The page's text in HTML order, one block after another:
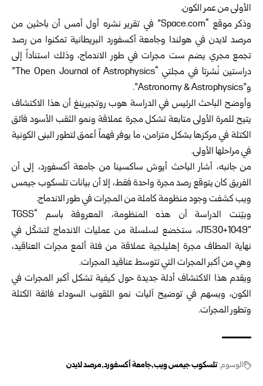
الأولى من عمر الكون.
وذكر موقع “Space.com” في تقرير نشره أول أمس أن باحثين من
مرصد لايدن في هولندا وجامعة أكسفورد البريطانية تمكنوا من رصد
تجمع مجري يضم ست مجرات في طور الاندماج، وذلك استناداً إلى
دراستين نُشرتا في مجلتي “The Open Journal of Astrophysics”
و”Astronomy & Astrophysics”.
وأوضح الباحث الرئيس في الدراسة هوب روتجيرينغ أن هذا الاكتشاف
يتيح للمرة الأولى متابعة تشكل مجرة عملاقة ونمو الثقب الأسود فائق
الكتلة في مركزها بشكل متزامن، ما يوفر فهماً أعمق لتطور البنى الكونية
في مراحلها الأولى.
من جانبه، أشار الباحث أيوش ساكسينا من جامعة أكسفورد، إلى أن
الفريق كان يتوقع رصد مجرة واحدة فقط، إلا أن بيانات تلسكوب جيمس
ويب كشفت وجود منظومة كاملة من المجرات في طور الاندماج.
وبيّنت الدراسة أن هذه المنظومة، المعروفة باسم “TGSS
J1530+1049″، ستخضع لسلسلة من عمليات الاندماج لتشكّل في
نهاية المطاف مجرة إهليلجية عملاقة من فئة ألمع مجرات العناقيد،
وهي من أكبر المجرات التي تتوسط عناقيد المجرات.
ويقدم هذا الاكتشاف أدلة جديدة حول كيفية تشكل أكبر المجرات في
الكون، ويسهم في توضيح آليات نمو الثقوب السوداء فائقة الكتلة
وتطور المجرات.
الوسوم:تلسكوب جيمس ويب جامعة أكسفورد مرصد لايدن